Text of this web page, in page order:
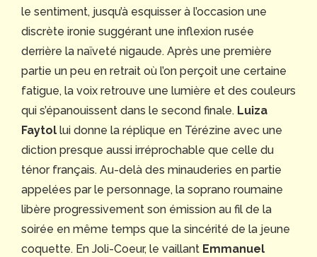
le sentiment, jusqu’à esquisser à l’occasion une
discrète ironie suggérant une inflexion rusée
derrière la naïveté nigaude. Après une première
partie un peu en retrait où l’on perçoit une certaine
fatigue, la voix retrouve une lumière et des couleurs
qui s’épanouissent dans le second finale. Luiza
Faytol lui donne la réplique en Térézine avec une
diction presque aussi irréprochable que celle du
ténor français. Au-delà des minauderies en partie
appelées par le personnage, la soprano roumaine
libère progressivement son émission au fil de la
soirée en même temps que la sincérité de la jeune
coquette. En Joli-Coeur, le vaillant Emmanuel